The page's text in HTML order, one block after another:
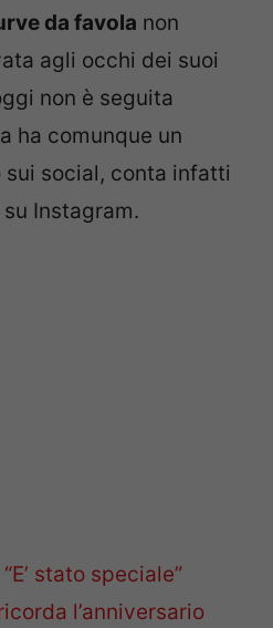
da favola non
agli occhi dei suoi
non è seguita
ha comunque un
social, conta infatti
Instagram.
“E’ stato speciale”
l’anniversario